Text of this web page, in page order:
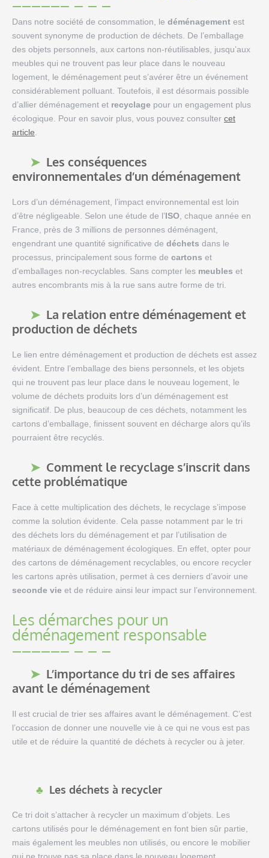
Dans notre société de consommation, le déménagement est
souvent synonyme de production de déchets. De l’emballage
des objets personnels, aux cartons non-réutilisables, jusqu’aux
meubles qui ne trouvent pas leur place dans le nouveau
logement, le déménagement peut s’avérer être un événement
considérablement polluant. Toutefois, il est désormais possible
d’allier déménagement et recyclage pour un engagement plus
écologique. Pour en savoir plus, vous pouvez consulter cet
article.
Les conséquences
environnementales d’un déménagement
Lors d’un déménagement, l’impact environnemental est loin
d’être négligeable. Selon une étude de l’ISO, chaque année en
France, près de 3 millions de personnes déménagent,
engendrant une quantité significative de déchets dans le
processus, principalement sous forme de cartons et
d’emballages non-recyclables. Sans compter les meubles et
autres encombrants mis à la rue sans autre forme de tri.
La relation entre déménagement et
production de déchets
Le lien entre déménagement et production de déchets est assez
évident. Entre l’emballage des biens personnels, et les objets
qui ne trouvent pas leur place dans le nouveau logement, le
volume de déchets produits lors d’un déménagement est
significatif. De plus, beaucoup de ces déchets, notamment les
cartons d’emballage, finissent souvent en décharge alors qu’ils
pourraient être recyclés.
Comment le recyclage s’inscrit dans
cette problématique
Face à cette multiplication des déchets, le recyclage s’impose
comme la solution évidente. Cela passe notamment par le tri
des déchets lors du déménagement et par l’utilisation de
matériaux de déménagement écologiques. En effet, opter pour
des cartons de déménagement recyclables, ou encore recycler
les cartons après utilisation, permet à ces derniers d’avoir une
seconde vie et de réduire ainsi leur impact sur l’environnement.
Les démarches pour un
déménagement responsable
L’importance du tri de ses affaires
avant le déménagement
Il est crucial de trier ses affaires avant le déménagement. C’est
l’occasion de donner une nouvelle vie à ce qui ne vous est pas
utile et de réduire la quantité de déchets à recycler ou à jeter.
Les déchets à recycler
Ce tri doit s’attacher à recycler un maximum d’objets. Les
cartons utilisés pour le déménagement en font bien sûr partie,
mais également les meubles non utilisés, ou encore le mobilier